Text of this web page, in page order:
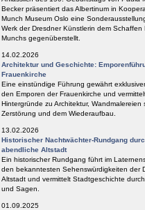
Becker präsentiert das Albertinum in
Munch Museum Oslo eine
Werk der Dresdner Künstlerin dem Schaffen
Munchs gegenüberstellt.
14.02.2026
Architektur und Geschichte:
Frauenkirche
Eine einstündige Führung gewährt
den Emporen der Frauenkirche und
Hintergründe zu Architektur, Wandmalereien
Zerstörung und dem Wiederaufbau.
13.02.2026
Historischer Nachtwächter-Rundgang
abendliche Altstadt
Ein historischer Rundgang führt im
den bekanntesten Sehenswürdigkeiten der
Altstadt und vermittelt Stadtgeschichte
und Sagen.
01.09.2025